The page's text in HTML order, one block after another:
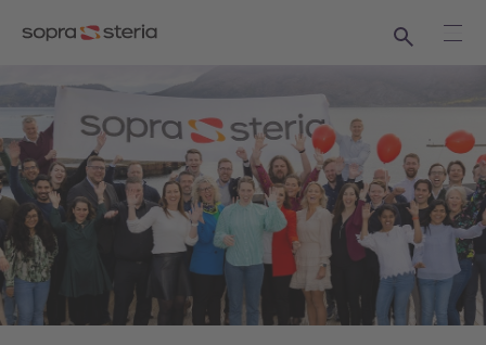
Søg